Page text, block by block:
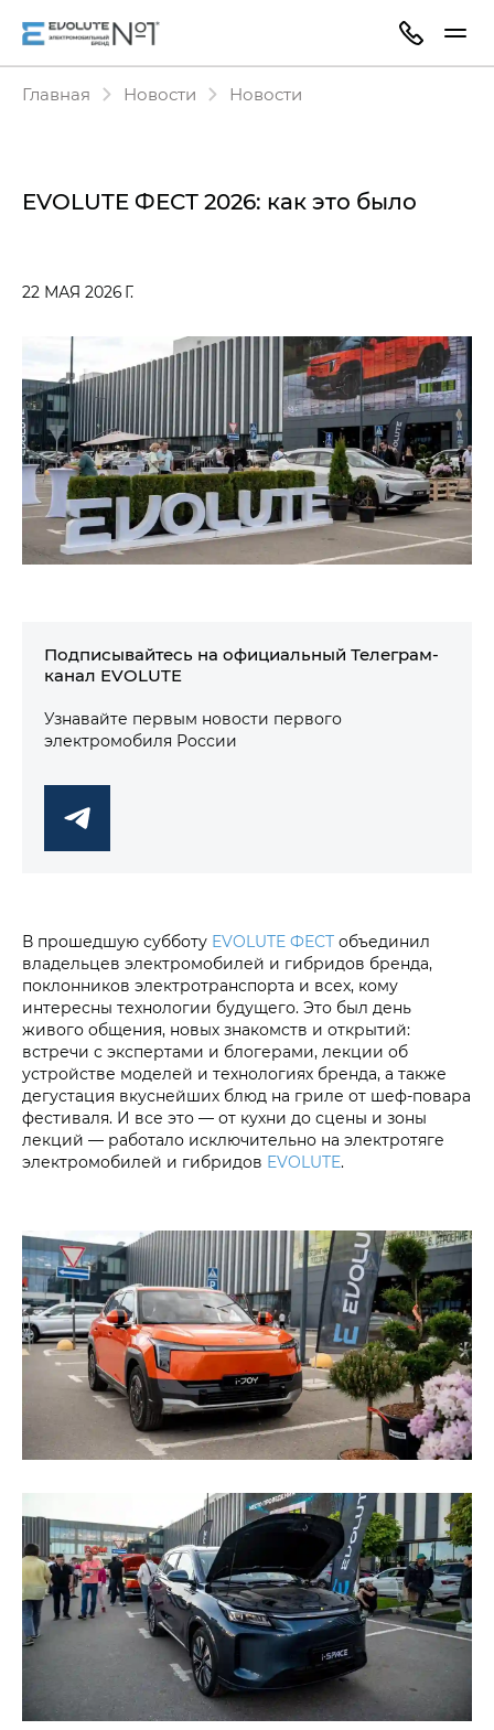
Главная Новости Новости
EVOLUTE ФЕСТ 2026: как это было
22 МАЯ 2026 Г.
Подписывайтесь на официальный Телеграм-
канал EVOLUTE
Узнавайте первым новости первого
электромобиля России
В прошедшую субботу EVOLUTE ФЕСТ объединил
владельцев электромобилей и гибридов бренда,
поклонников электротранспорта и всех, кому
интересны технологии будущего. Это был день
живого общения, новых знакомств и открытий:
встречи с экспертами и блогерами, лекции об
устройстве моделей и технологиях бренда, а также
дегустация вкуснейших блюд на гриле от шеф-повара
фестиваля. И все это — от кухни до сцены и зоны
лекций — работало исключительно на электротяге
электромобилей и гибридов EVOLUTE.